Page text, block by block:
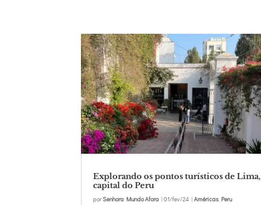
Explorando os pontos turísticos de Lima,
capital do Peru
porSenhora Mundo Afora |01/fev/24 |Américas, Peru